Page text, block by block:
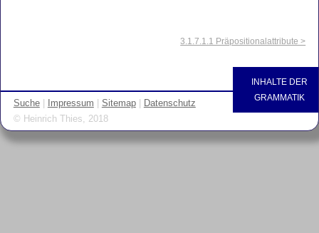
3.1.7.1.1 Präpositionalattribute >
INHALTE DER
GRAMMATIK
Suche| Impressum Sitemap|
Datenschutz
© Heinrich Thies, 2018